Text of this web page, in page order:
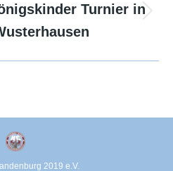
Nächster
Beitrag:
Turnier in
2019 e.V.